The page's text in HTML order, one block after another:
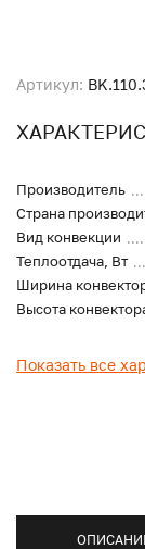
Артикул:
Производитель
Страна
Вид конвекции
Теплоотдача, Вт
Ширина
Высота
Показать все